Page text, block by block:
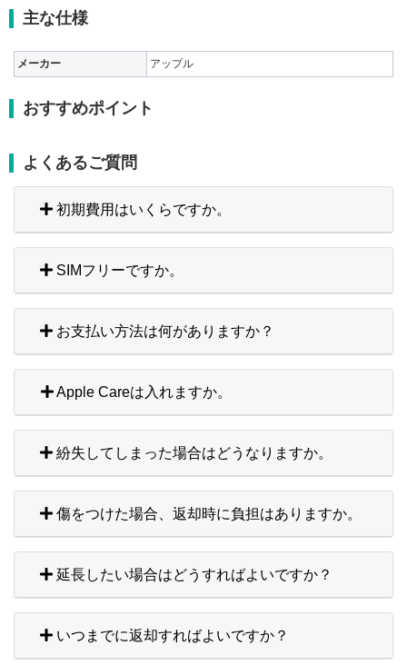
主な仕様
メーカー アップル
おすすめポイント
よくあるご質問
初期費用はいくらですか。
SIMフリーですか。
お支払い方法は何がありますか？
Apple Careは入れますか。
紛失してしまった場合はどうなりますか。
傷をつけた場合、返却時に負担はありますか。
延長したい場合はどうすればよいですか？
いつまでに返却すればよいですか？